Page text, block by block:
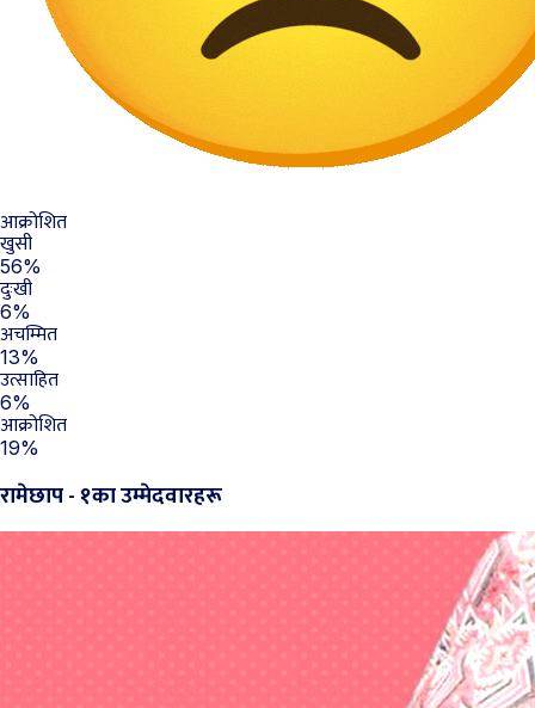
आक्रोशित
खुसी
56%
दुःखी
6%
अचम्मित
13%
उत्साहित
6%
आक्रोशित
19%
रामेछाप - १का उम्मेदवारहरू